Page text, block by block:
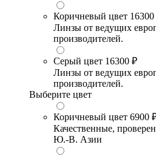
Коричневый цвет
Линзы от ведущих
производителей.
Серый цвет 16300 ₽
Линзы от ведущих
производителей.
Выберите цвет
Коричневый цвет 6900
Качественные,
Ю.-В. Азии